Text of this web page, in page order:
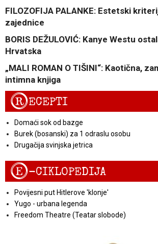
FILOZOFIJA PALANKE: Estetski
zajednice
BORIS DEŽULOVIĆ: Kanye Westu
Hrvatska
„MALI ROMAN O TIŠINI“: Kaotična,
intimna knjiga
RECEPTI
Domaći sok od bazge
Burek (bosanski) za 1 odraslu osobu
Drugačija svinjska jetrica
E-CIKLOPEDIJA
Povijesni put Hitlerove 'klonje'
Yugo - urbana legenda
Freedom Theatre (Teatar slobode)